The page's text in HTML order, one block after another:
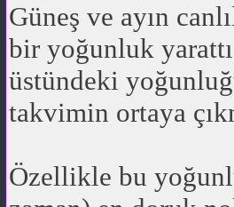
Güneş ve ayın
bir yoğunluk
üstündeki
takvimin ortaya
Özellikle bu